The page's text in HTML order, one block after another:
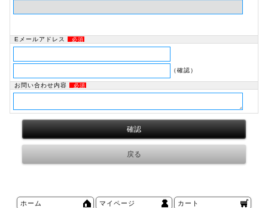
Eメールアドレス 必須
（確認）
お問い合わせ内容 必須
ホーム マイページ カート